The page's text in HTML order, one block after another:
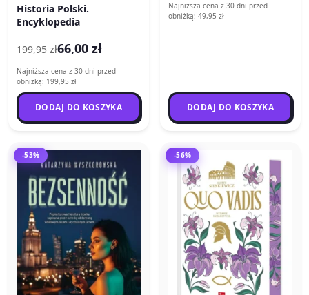
Historia Polski.
Encyklopedia
199,95 zł66,00 zł
Najniższa cena z 30 dni przed
obniżką: 199,95 zł
DODAJ DO KOSZYKA
Najniższa cena z 30 dni przed
obniżką: 49,95 zł
DODAJ DO KOSZYKA
-53% -56%